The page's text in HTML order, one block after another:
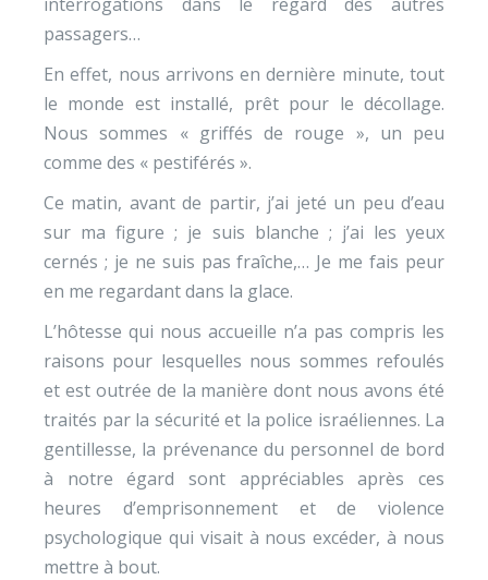
passagers…
En effet, nous arrivons en dernière minute, tout
le monde est installé, prêt pour le décollage.
Nous sommes « griffés de rouge », un peu
comme des « pestiférés ».
Ce matin, avant de partir, j’ai jeté un peu d’eau
sur ma figure ; je suis blanche ; j’ai les yeux
cernés ; je ne suis pas fraîche,… Je me fais peur
en me regardant dans la glace.
L’hôtesse qui nous accueille n’a pas compris les
raisons pour lesquelles nous sommes refoulés
et est outrée de la manière dont nous avons été
traités par la sécurité et la police israéliennes. La
gentillesse, la prévenance du personnel de bord
à notre égard sont appréciables après ces
heures d’emprisonnement et de violence
psychologique qui visait à nous excéder, à nous
mettre à bout.